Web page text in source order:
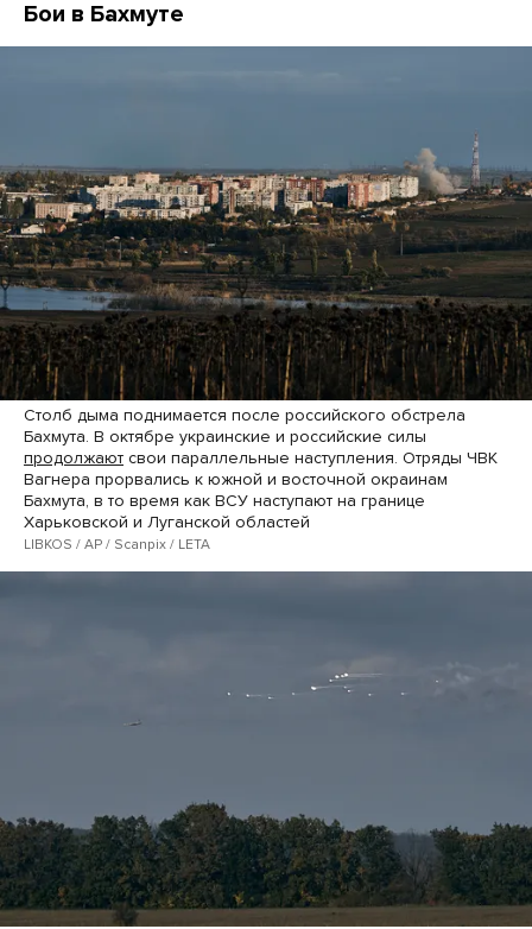
Бои в Бахмуте
Столб дыма поднимается после российского обстрела
Бахмута. В октябре украинские и российские силы
продолжают свои параллельные наступления. Отряды ЧВК
Вагнера прорвались к южной и восточной окраинам
Бахмута, в то время как ВСУ наступают на границе
Харьковской и Луганской областей
LIBKOS / AP / Scanpix / LETA